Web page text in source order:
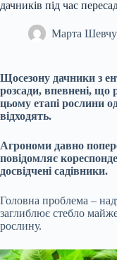
дачників під час
Марта
Щосезону дачники з
розсади, впевнені, що
цьому етапі рослини
відходять.
Агрономи давно
повідомляє
досвідчені садівники.
Головна проблема –
заглиблює стебло
рослину.